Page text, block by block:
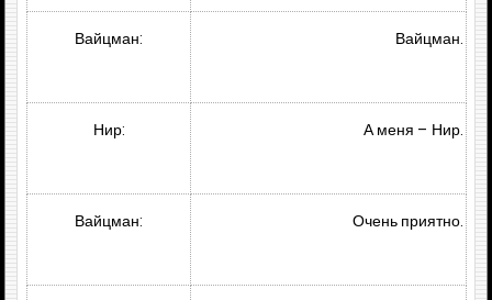
Вайцман: Вайцман.
Нир: А меня – Нир.
Вайцман: Очень приятно.